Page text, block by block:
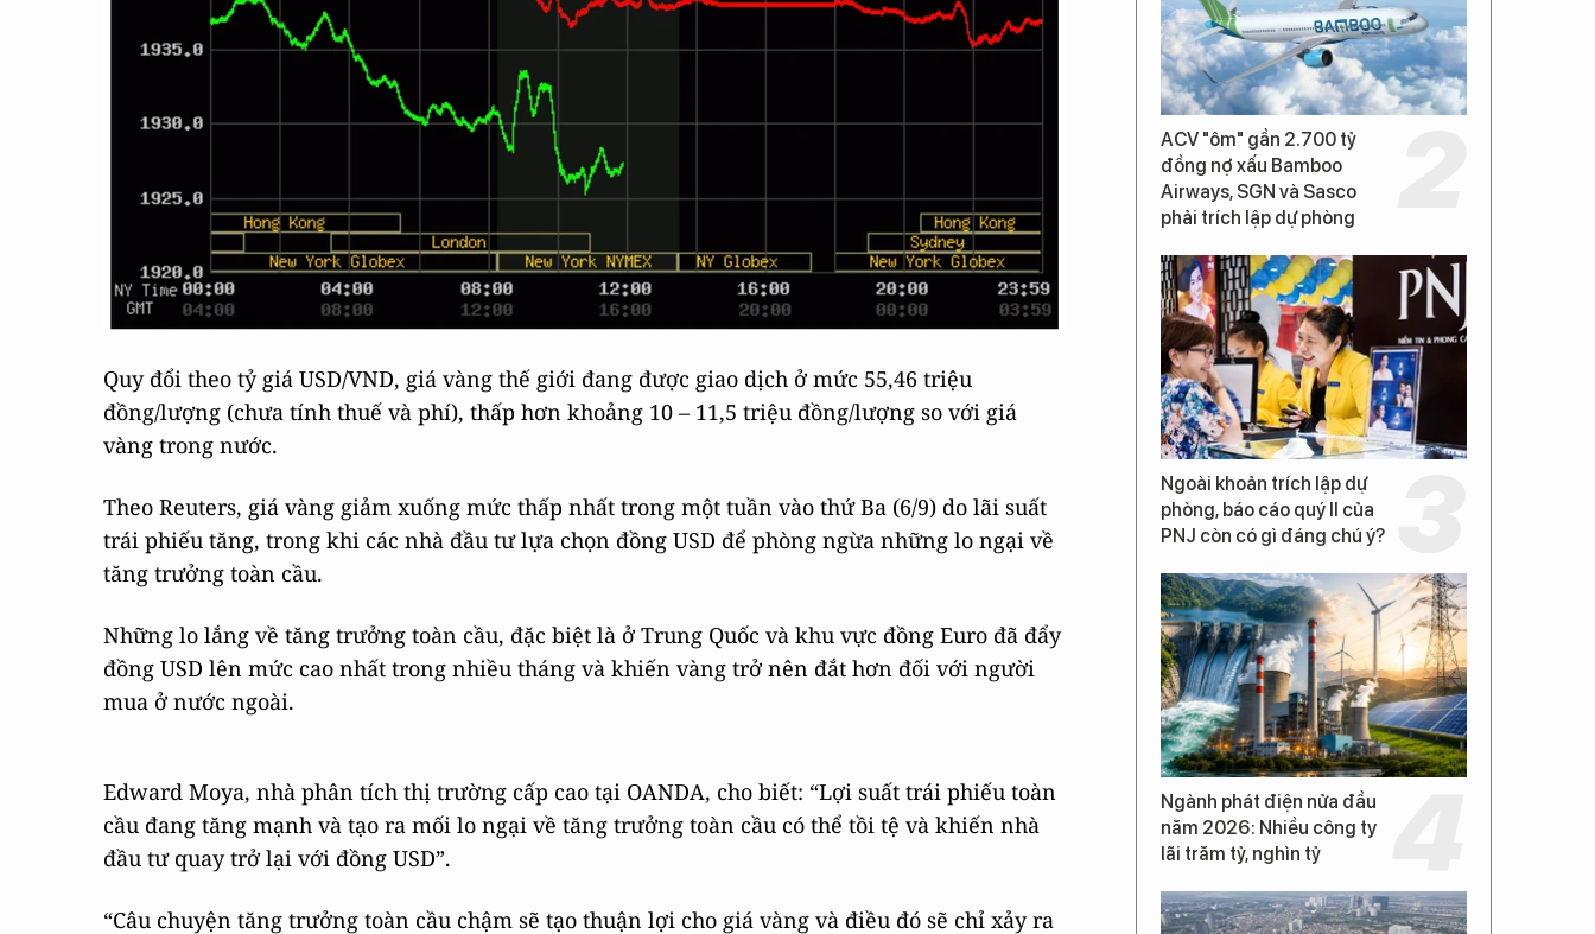
Quy đổi theo tỷ giá USD/VND, giá vàng thế giới đang được giao dịch ở mức 55,46 triệu
đồng/lượng (chưa tính thuế và phí), thấp hơn khoảng 10 – 11,5 triệu đồng/lượng so với giá
vàng trong nước.
Theo Reuters, giá vàng giảm xuống mức thấp nhất trong một tuần vào thứ Ba (6/9) do lãi suất
trái phiếu tăng, trong khi các nhà đầu tư lựa chọn đồng USD để phòng ngừa những lo ngại về
tăng trưởng toàn cầu.
Những lo lắng về tăng trưởng toàn cầu, đặc biệt là ở Trung Quốc và khu vực đồng Euro đã đẩy
đồng USD lên mức cao nhất trong nhiều tháng và khiến vàng trở nên đắt hơn đối với người
mua ở nước ngoài.
Edward Moya, nhà phân tích thị trường cấp cao tại OANDA, cho biết: “Lợi suất trái phiếu toàn
cầu đang tăng mạnh và tạo ra mối lo ngại về tăng trưởng toàn cầu có thể tồi tệ và khiến nhà
đầu tư quay trở lại với đồng USD”.
“Câu chuyện tăng trưởng toàn cầu chậm sẽ tạo thuận lợi cho giá vàng và điều đó sẽ chỉ xảy ra
ACV "ôm" gần 2.700 tỷ
đồng nợ xấu Bamboo
Airways, SGN và Sasco
phải trích lập dự phòng
Ngoài khoản trích lập dự
phòng, báo cáo quý II của
PNJ còn có gì đáng chú ý?
Ngành phát điện nửa đầu
năm 2026: Nhiều công ty
lãi trăm tỷ, nghìn tỷ